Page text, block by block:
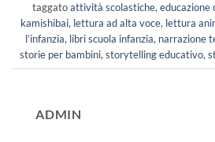
taggatoattività scolastiche, educazione
kamishibai, lettura ad alta voce, lettura
l’infanzia, libri scuola infanzia, narrazione
storie per bambini, storytelling educativo,
ADMIN